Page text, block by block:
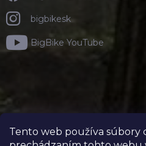
Tento web používa súbory
bigbikesk
BigBike YouTube